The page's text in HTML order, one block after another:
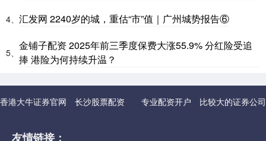
4、 汇发网 2240岁的城，重估“市”值｜广州城势报告⑥
5、
金铺子配资 2025年前三季度保费大涨55.9% 分红险受追
捧 港险为何持续升温？
香港大牛证券官网 长沙股票配资 专业配资开户 比较大的证券公司
友情链接：